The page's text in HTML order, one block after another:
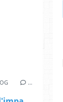
…